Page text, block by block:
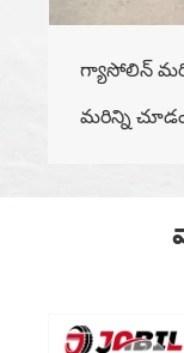
గ్యాసోలిన్
మరిన్ని